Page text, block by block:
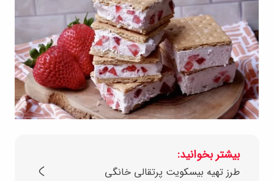
بیشتر بخوانید:
طرز تهیه بیسکویت پرتقالی خانگی